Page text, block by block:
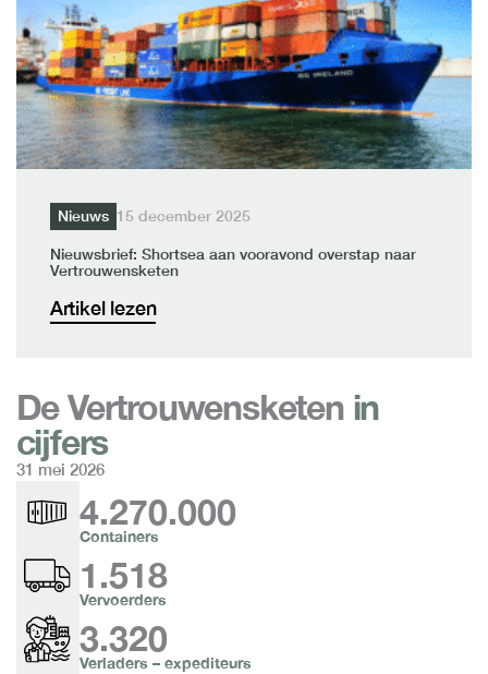
Nieuws 15 december 2025
Nieuwsbrief: Shortsea aan vooravond overstap naar
Vertrouwensketen
Artikel lezen
De Vertrouwensketen in
cijfers
31 mei 2026
4.270.000
Containers
1.518
Vervoerders
3.320
Verladers – expediteurs